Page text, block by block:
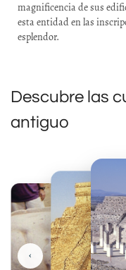
magnificencia de sus
esta entidad en las
esplendor.
Descubre las
antiguo
‹